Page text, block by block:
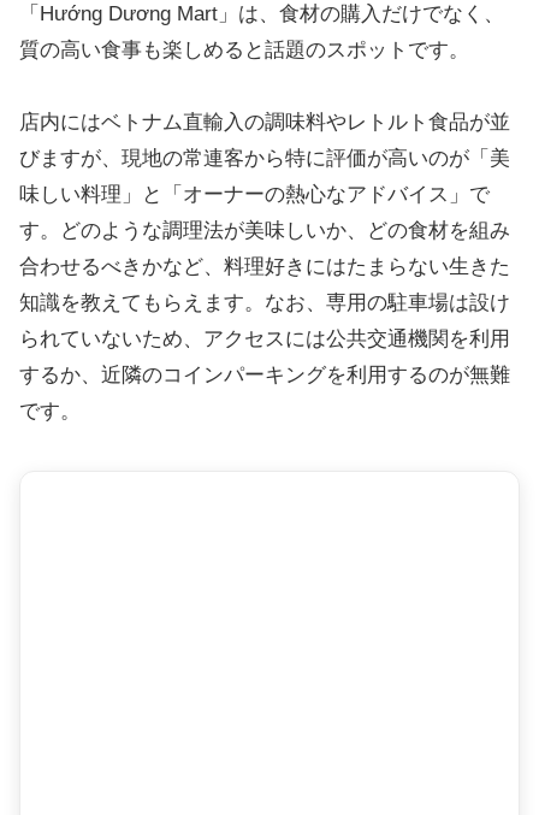
「Hướng Dương Mart」は、食材の購入だけでなく、
質の高い食事も楽しめると話題のスポットです。
店内にはベトナム直輸入の調味料やレトルト食品が並
びますが、現地の常連客から特に評価が高いのが「美
味しい料理」と「オーナーの熱心なアドバイス」で
す。どのような調理法が美味しいか、どの食材を組み
合わせるべきかなど、料理好きにはたまらない生きた
知識を教えてもらえます。なお、専用の駐車場は設け
られていないため、アクセスには公共交通機関を利用
するか、近隣のコインパーキングを利用するのが無難
です。